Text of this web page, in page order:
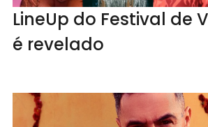
LineUp do Festival de
é revelado